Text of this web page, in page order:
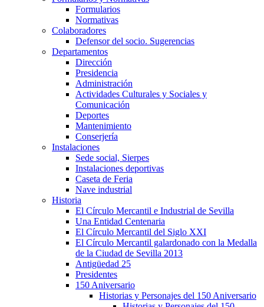
Formularios
Normativas
Colaboradores
Defensor del socio. Sugerencias
Departamentos
Dirección
Presidencia
Administración
Actividades Culturales y Sociales y
Comunicación
Deportes
Mantenimiento
Conserjería
Instalaciones
Sede social, Sierpes
Instalaciones deportivas
Caseta de Feria
Nave industrial
Historia
El Círculo Mercantil e Industrial de Sevilla
Una Entidad Centenaria
El Círculo Mercantil del Siglo XXI
El Círculo Mercantil galardonado con la Medalla
de la Ciudad de Sevilla 2013
Antigüedad 25
Presidentes
150 Aniversario
Historias y Personajes del 150 Aniversario